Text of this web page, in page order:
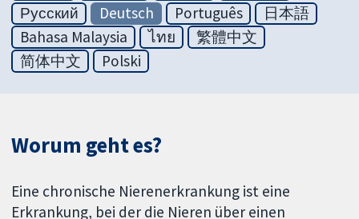
Русский
Deutsch Português
日本語
Bahasa Malaysia
ไทย
繁體中文
简体中文
Polski
Worum geht es?
Eine chronische Nierenerkrankung ist eine
Erkrankung, bei der die Nieren über einen